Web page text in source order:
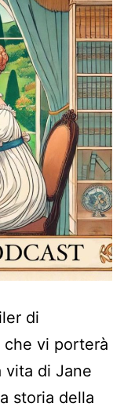
di
che vi porterà
vita di Jane
storia della